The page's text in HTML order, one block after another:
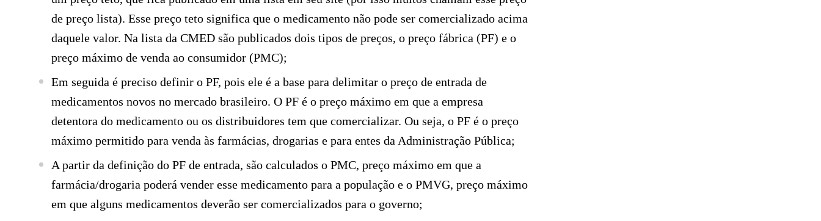
de preço lista). Esse preço teto significa que o medicamento não pode ser comercializado acima
daquele valor. Na lista da CMED são publicados dois tipos de preços, o preço fábrica (PF) e o
preço máximo de venda ao consumidor (PMC);
Em seguida é preciso definir o PF, pois ele é a base para delimitar o preço de entrada de
medicamentos novos no mercado brasileiro. O PF é o preço máximo em que a empresa
detentora do medicamento ou os distribuidores tem que comercializar. Ou seja, o PF é o preço
máximo permitido para venda às farmácias, drogarias e para entes da Administração Pública;
A partir da definição do PF de entrada, são calculados o PMC, preço máximo em que a
farmácia/drogaria poderá vender esse medicamento para a população e o PMVG, preço máximo
em que alguns medicamentos deverão ser comercializados para o governo;